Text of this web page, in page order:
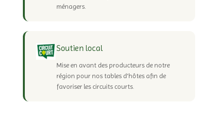
ménagers.
Soutien local
Mise en avant des producteurs de notre
région pour nos tables d'hôtes afin de
favoriser les circuits courts.